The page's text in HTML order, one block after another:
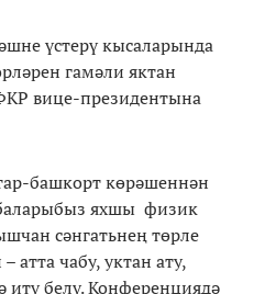
үстерү кысаларында
гамәли яктан
вице-президентына
башкорт көрәшеннән
яхшы физик
сәнгатьнең төрле
атта чабу, уктан ату,
белү. Конференциядә